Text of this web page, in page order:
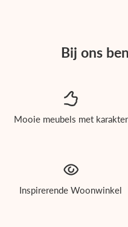
Bij ons
Mooie meubels met karakter
Inspirerende Woonwinkel